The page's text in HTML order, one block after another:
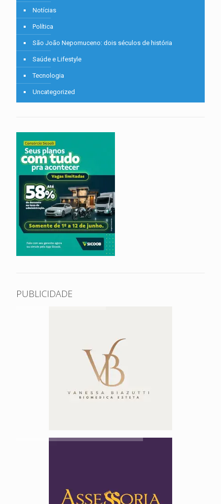
Notícias
Política
São João Nepomuceno: dois séculos de história
Saúde e Lifestyle
Tecnologia
Uncategorized
PUBLICIDADE